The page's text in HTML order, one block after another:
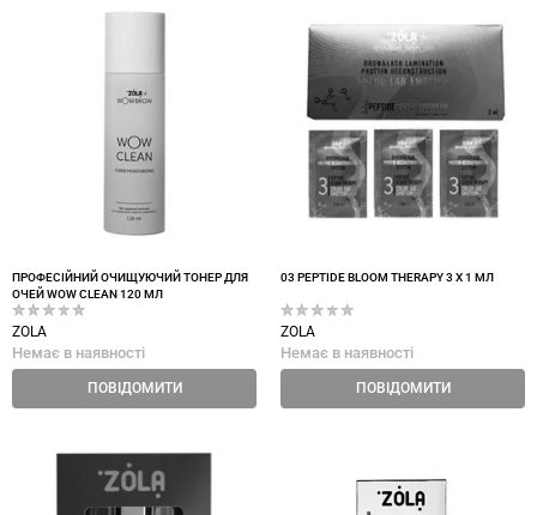
ПРОФЕСІЙНИЙ ОЧИЩУЮЧИЙ ТОНЕР ДЛЯ
ОЧЕЙ WOW CLEAN 120 МЛ
ZOLA
Немає в наявності
ПОВІДОМИТИ
03 PEPTIDE BLOOM THERAPY 3 Х 1 МЛ
ZOLA
Немає в наявності
ПОВІДОМИТИ